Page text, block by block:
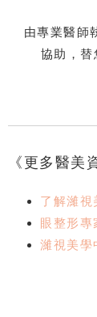
由專業醫師
協助，替
《更多醫美
了解濰視
眼整形專
濰視美學